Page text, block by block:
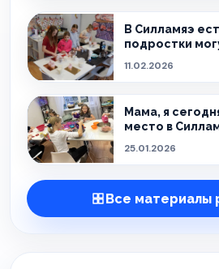
В Силламяэ
подростки
11.02.2026
Мама, я
место в
25.01.2026
Все материалы